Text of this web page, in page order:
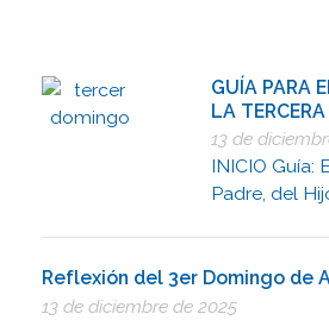
GUÍA PARA
LA TERCERA
13 de
INICIO Guía:
Padre, del
Reflexión del 3er Domingo de
13 de diciembre de 2025